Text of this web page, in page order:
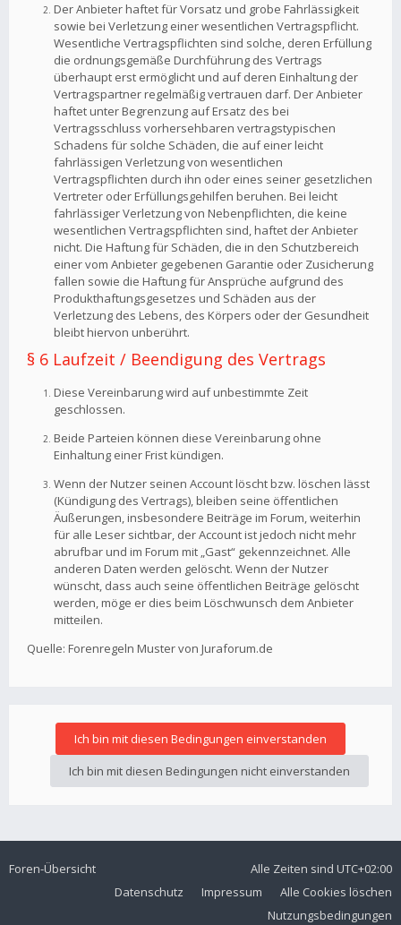
Der Anbieter haftet für Vorsatz und grobe Fahrlässigkeit
sowie bei Verletzung einer wesentlichen Vertragspflicht.
Wesentliche Vertragspflichten sind solche, deren Erfüllung
die ordnungsgemäße Durchführung des Vertrags
überhaupt erst ermöglicht und auf deren Einhaltung der
Vertragspartner regelmäßig vertrauen darf. Der Anbieter
haftet unter Begrenzung auf Ersatz des bei
Vertragsschluss vorhersehbaren vertragstypischen
Schadens für solche Schäden, die auf einer leicht
fahrlässigen Verletzung von wesentlichen
Vertragspflichten durch ihn oder eines seiner gesetzlichen
Vertreter oder Erfüllungsgehilfen beruhen. Bei leicht
fahrlässiger Verletzung von Nebenpflichten, die keine
wesentlichen Vertragspflichten sind, haftet der Anbieter
nicht. Die Haftung für Schäden, die in den Schutzbereich
einer vom Anbieter gegebenen Garantie oder Zusicherung
fallen sowie die Haftung für Ansprüche aufgrund des
Produkthaftungsgesetzes und Schäden aus der
Verletzung des Lebens, des Körpers oder der Gesundheit
bleibt hiervon unberührt.
§ 6 Laufzeit / Beendigung des Vertrags
Diese Vereinbarung wird auf unbestimmte Zeit
geschlossen.
Beide Parteien können diese Vereinbarung ohne
Einhaltung einer Frist kündigen.
Wenn der Nutzer seinen Account löscht bzw. löschen lässt
(Kündigung des Vertrags), bleiben seine öffentlichen
Äußerungen, insbesondere Beiträge im Forum, weiterhin
für alle Leser sichtbar, der Account ist jedoch nicht mehr
abrufbar und im Forum mit „Gast“ gekennzeichnet. Alle
anderen Daten werden gelöscht. Wenn der Nutzer
wünscht, dass auch seine öffentlichen Beiträge gelöscht
werden, möge er dies beim Löschwunsch dem Anbieter
mitteilen.
Quelle: Forenregeln Muster von Juraforum.de
Foren-Übersicht Alle Zeiten sind UTC+02:00
Alle Cookies löschen
Impressum
Datenschutz
Nutzungsbedingungen